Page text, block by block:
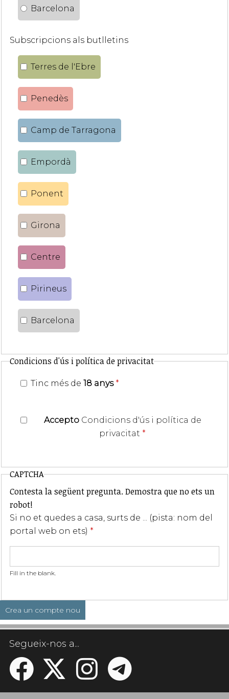
Barcelona
Subscripcions als butlletins
Terres de l'Ebre
Penedès
Camp de Tarragona
Empordà
Ponent
Girona
Centre
Pirineus
Barcelona
Condicions d'ús i política de privacitat
Tinc més de 18 anys *
Accepto Condicions d'ús i política de
privacitat *
CAPTCHA
Contesta la següent pregunta. Demostra que no ets un
robot!
Si no et quedes a casa, surts de ... (pista: nom del
portal web on ets) *
Fill in the blank.
Segueix-nos a...